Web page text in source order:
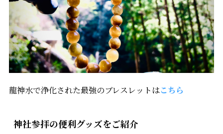
龍神水で浄化された最強のブレスレットはこちら
神社参拝の便利グッズをご紹介